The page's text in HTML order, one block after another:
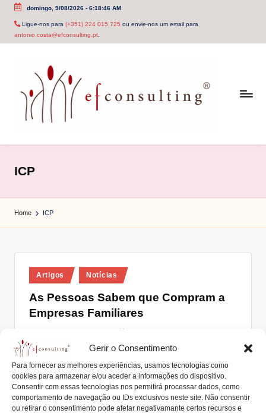
Gerir o Consentimento
Para fornecer as melhores experiências, usamos tecnologias como
cookies para armazenar e/ou aceder a informações do dispositivo.
Consentir com essas tecnologias nos permitirá processar dados, como
comportamento de navegação ou IDs exclusivos neste site. Não consentir
ou retirar o consentimento pode afetar negativamante certos recursos e
Skip
domingo, 9/08/2026- 6:18:46 AM
Ligue-nos para (+351) 224 015 725 ou envie-nos um email para
antonio.costa@efconsulting.pt.
c
o
n
u
.
p
t
ICP
Home ICP
Posted
in
Artigos Notícias
As Pessoas Sabem que Compram a
Empresas Familiares
by
As Pessoas Sabem que Compram a Empresas
Familiares e fazem-no de forma deliberada. A
vivência…
Read More